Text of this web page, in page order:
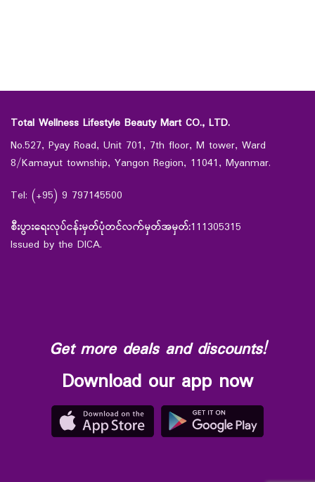
Total Wellness Lifestyle Beauty Mart CO., LTD.
No.527, Pyay Road, Unit 701, 7th floor, M tower, Ward
8/Kamayut township, Yangon Region, 11041, Myanmar.
Tel: (+95) 9 797145500
စီးပွားရေးလုပ်ငန်းမှတ်ပုံတင်လက်မှတ်အမှတ်:111305315
Issued by the DICA.
Get more deals and discounts!
Download our app now